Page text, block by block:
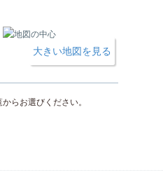
大きい地図を見る
らお選びください。